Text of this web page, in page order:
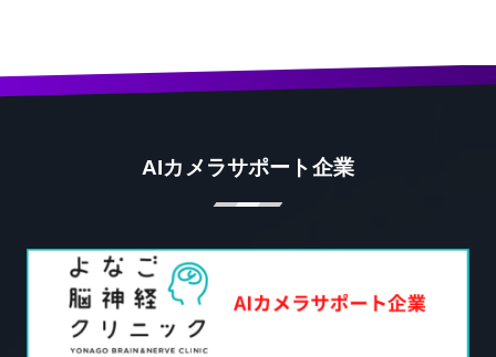
AIカメラサポート企業